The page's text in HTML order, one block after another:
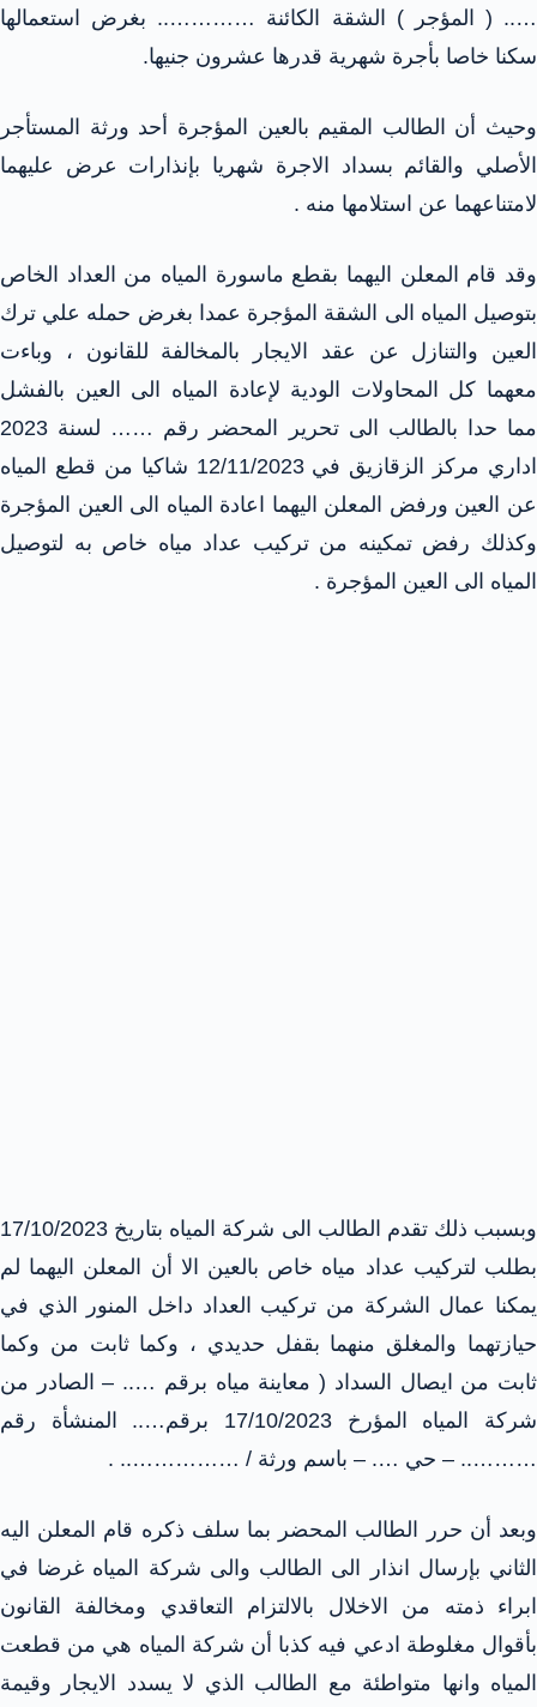
….. ( المؤجر ) الشقة الكائنة ………….. بغرض استعمالها
سكنا خاصا بأجرة شهرية قدرها عشرون جنيها.
وحيث أن الطالب المقيم بالعين المؤجرة أحد ورثة المستأجر
الأصلي والقائم بسداد الاجرة شهريا بإنذارات عرض عليهما
لامتناعهما عن استلامها منه .
وقد قام المعلن اليهما بقطع ماسورة المياه من العداد الخاص
بتوصيل المياه الى الشقة المؤجرة عمدا بغرض حمله علي ترك
العين والتنازل عن عقد الايجار بالمخالفة للقانون ، وباءت
معهما كل المحاولات الودية لإعادة المياه الى العين بالفشل
مما حدا بالطالب الى تحرير المحضر رقم …… لسنة 2023
اداري مركز الزقازيق في 12/11/2023 شاكيا من قطع المياه
عن العين ورفض المعلن اليهما اعادة المياه الى العين المؤجرة
وكذلك رفض تمكينه من تركيب عداد مياه خاص به لتوصيل
المياه الى العين المؤجرة .
وبسبب ذلك تقدم الطالب الى شركة المياه بتاريخ 17/10/2023
بطلب لتركيب عداد مياه خاص بالعين الا أن المعلن اليهما لم
يمكنا عمال الشركة من تركيب العداد داخل المنور الذي في
حيازتهما والمغلق منهما بقفل حديدي ، وكما ثابت من وكما
ثابت من ايصال السداد ( معاينة مياه برقم ….. – الصادر من
شركة المياه المؤرخ 17/10/2023 برقم….. المنشأة رقم
……….. – حي …. – باسم ورثة / …………….. .
وبعد أن حرر الطالب المحضر بما سلف ذكره قام المعلن اليه
الثاني بإرسال انذار الى الطالب والى شركة المياه غرضا في
ابراء ذمته من الاخلال بالالتزام التعاقدي ومخالفة القانون
بأقوال مغلوطة ادعي فيه كذبا أن شركة المياه هي من قطعت
المياه وانها متواطئة مع الطالب الذي لا يسدد الايجار وقيمة